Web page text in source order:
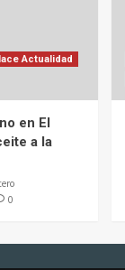
Actualidad
en El
a la
0